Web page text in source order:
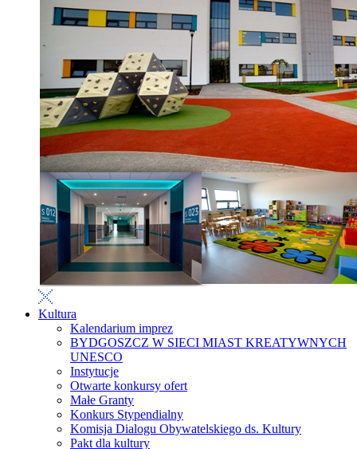
Kultura
Kalendarium imprez
BYDGOSZCZ W SIECI MIAST KREATYWNYCH
UNESCO
Instytucje
Otwarte konkursy ofert
Małe Granty
Konkurs Stypendialny
Komisja Dialogu Obywatelskiego ds. Kultury
Pakt dla kultury